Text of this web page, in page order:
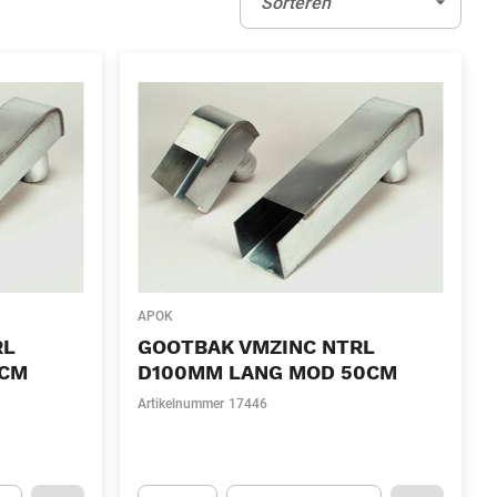
APOK
GOOTBAK VMZINC NTRL
D100MM LANG MOD 50CM
Artikelnummer 17446